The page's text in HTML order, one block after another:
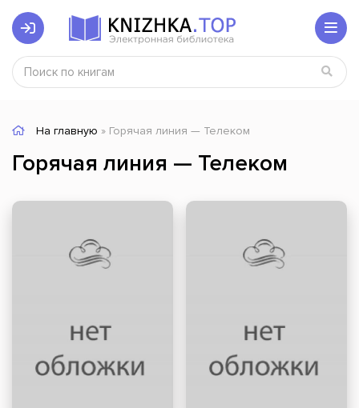
На главную » Горячая линия — Телеком
Горячая линия — Телеком